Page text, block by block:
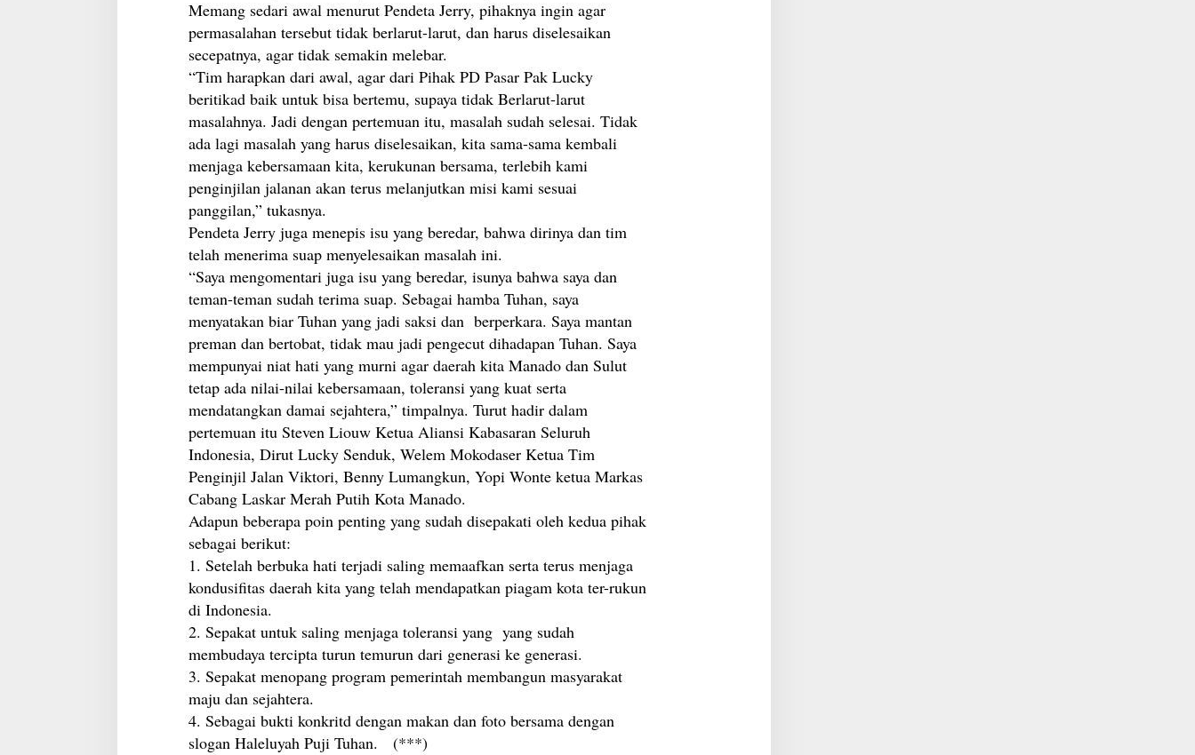
Memang sedari awal menurut Pendeta Jerry, pihaknya ingin agar
permasalahan tersebut tidak berlarut-larut, dan harus diselesaikan
secepatnya, agar tidak semakin melebar.
“Tim harapkan dari awal, agar dari Pihak PD Pasar Pak Lucky
beritikad baik untuk bisa bertemu, supaya tidak Berlarut-larut
masalahnya. Jadi dengan pertemuan itu, masalah sudah selesai. Tidak
ada lagi masalah yang harus diselesaikan, kita sama-sama kembali
menjaga kebersamaan kita, kerukunan bersama, terlebih kami
penginjilan jalanan akan terus melanjutkan misi kami sesuai
panggilan,” tukasnya.
Pendeta Jerry juga menepis isu yang beredar, bahwa dirinya dan tim
telah menerima suap menyelesaikan masalah ini.
“Saya mengomentari juga isu yang beredar, isunya bahwa saya dan
teman-teman sudah terima suap. Sebagai hamba Tuhan, saya
menyatakan biar Tuhan yang jadi saksi dan berperkara. Saya mantan
preman dan bertobat, tidak mau jadi pengecut dihadapan Tuhan. Saya
mempunyai niat hati yang murni agar daerah kita Manado dan Sulut
tetap ada nilai-nilai kebersamaan, toleransi yang kuat serta
mendatangkan damai sejahtera,” timpalnya. Turut hadir dalam
pertemuan itu Steven Liouw Ketua Aliansi Kabasaran Seluruh
Indonesia, Dirut Lucky Senduk, Welem Mokodaser Ketua Tim
Penginjil Jalan Viktori, Benny Lumangkun, Yopi Wonte ketua Markas
Cabang Laskar Merah Putih Kota Manado.
Adapun beberapa poin penting yang sudah disepakati oleh kedua pihak
sebagai berikut:
1. Setelah berbuka hati terjadi saling memaafkan serta terus menjaga
kondusifitas daerah kita yang telah mendapatkan piagam kota ter-rukun
di Indonesia.
2. Sepakat untuk saling menjaga toleransi yang yang sudah
membudaya tercipta turun temurun dari generasi ke generasi.
3. Sepakat menopang program pemerintah membangun masyarakat
maju dan sejahtera.
4. Sebagai bukti konkritd dengan makan dan foto bersama dengan
slogan Haleluyah Puji Tuhan. (***)